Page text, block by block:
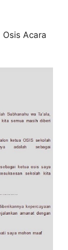
Acara